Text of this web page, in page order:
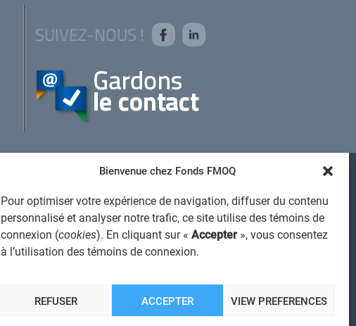
Bienvenue chez Fonds FMOQ
Pour optimiser votre expérience de navigation, diffuser du contenu
personnalisé et analyser notre trafic, ce site utilise des témoins de
connexion (cookies). En cliquant sur « Accepter », vous consentez
à l’utilisation des témoins de connexion.
ACCEPTER
REFUSER VIEW PREFERENCES
SUIVEZ-NOUS !
AVIS JURIDIQUE GÉNÉRAL
AVIS À L'USAGER
PROTECTION DES RENSEIGNEMENTS PERSONNELS
POLITIQUE DE TRAITEMENT DES PLAINTES
ALERTE INTERNET